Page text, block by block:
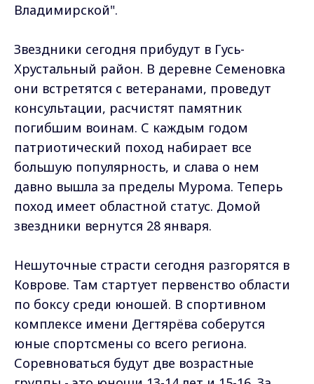
Владимирской".
Звездники сегодня прибудут в Гусь-
Хрустальный район. В деревне Семеновка
они встретятся с ветеранами, проведут
консультации, расчистят памятник
погибшим воинам. С каждым годом
патриотический поход набирает все
большую популярность, и слава о нем
давно вышла за пределы Мурома. Теперь
поход имеет областной статус. Домой
звездники вернутся 28 января.
Нешуточные страсти сегодня разгорятся в
Коврове. Там стартует первенство области
по боксу среди юношей. В спортивном
комплексе имени Дегтярёва соберутся
юные спортсмены со всего региона.
Соревноваться будут две возрастные